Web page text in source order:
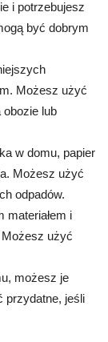
i potrzebujesz
być dobrym
Możesz użyć
obozie lub
w domu, papier
Możesz użyć
odpadów.
materiałem i
użyć
możesz je
przydatne, jeśli